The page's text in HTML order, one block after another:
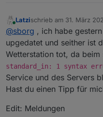
Online
Latzischrieb am 31. März
zuletzt editiert von Latzi
@sborg , ich habe
upgedatet und seither ist
Wetterstation tot, da
standard_in: 1 syntax
Service und des Servers
Hast du einen Tipp für
Edit: Meldungen